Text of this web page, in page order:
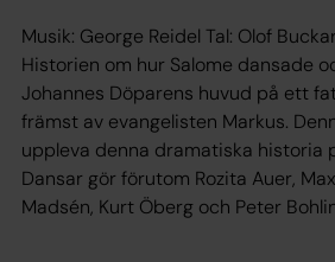
Musik: George Reidel Tal: Olof
Historien om hur Salome dansade
Johannes Döparens huvud på ett
främst av evangelisten Markus.
uppleva denna dramatiska historia
Dansar gör förutom Rozita Auer,
Madsén, Kurt Öberg och Peter